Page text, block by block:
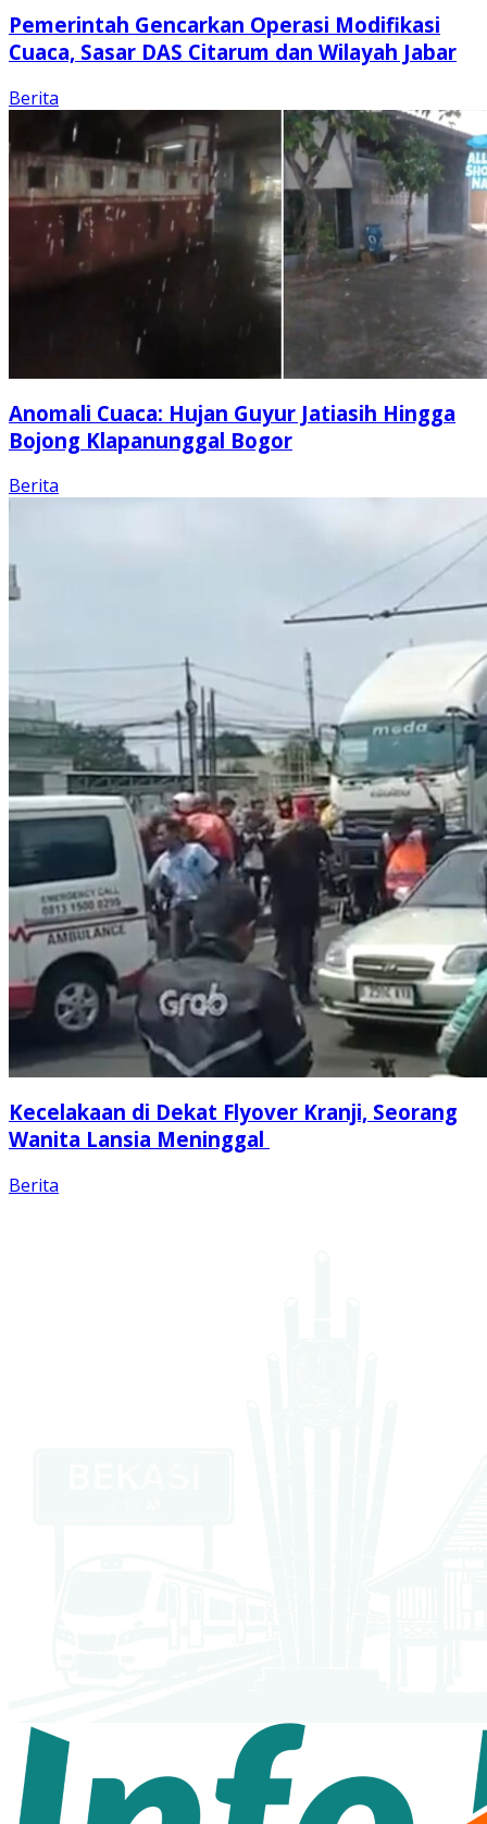
Pemerintah Gencarkan Operasi Modifikasi
Cuaca, Sasar DAS Citarum dan Wilayah Jabar
Berita
Anomali Cuaca: Hujan Guyur Jatiasih Hingga
Bojong Klapanunggal Bogor
Berita
Kecelakaan di Dekat Flyover Kranji, Seorang
Wanita Lansia Meninggal
Berita